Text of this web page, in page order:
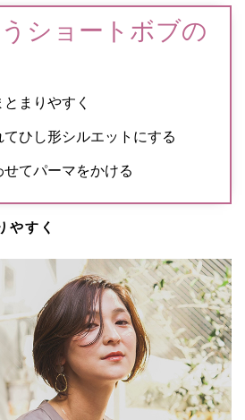
ショートボブの
まりやすく
てひし形シルエットにする
てパーマをかける
やすく